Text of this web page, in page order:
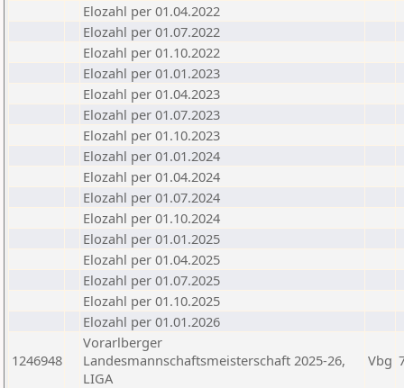
Elozahl per 01.04.2022
Elozahl per 01.07.2022
Elozahl per 01.10.2022
Elozahl per 01.01.2023
Elozahl per 01.04.2023
Elozahl per 01.07.2023
Elozahl per 01.10.2023
Elozahl per 01.01.2024
Elozahl per 01.04.2024
Elozahl per 01.07.2024
Elozahl per 01.10.2024
Elozahl per 01.01.2025
Elozahl per 01.04.2025
Elozahl per 01.07.2025
Elozahl per 01.10.2025
Elozahl per 01.01.2026
1246948
Vorarlberger
Landesmannschaftsmeisterschaft 2025-26,
LIGA
Vbg